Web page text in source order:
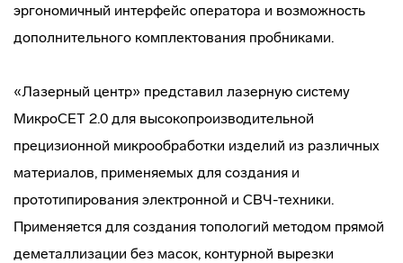
эргономичный интерфейс оператора и возможность
дополнительного комплектования пробниками.
«Лазерный центр» представил лазерную систему
МикроСЕТ 2.0 для высокопроизводительной
прецизионной микрообработки изделий из различных
материалов, применяемых для создания и
прототипирования электронной и СВЧ-техники.
Применяется для создания топологий методом прямой
деметаллизации без масок, контурной вырезки